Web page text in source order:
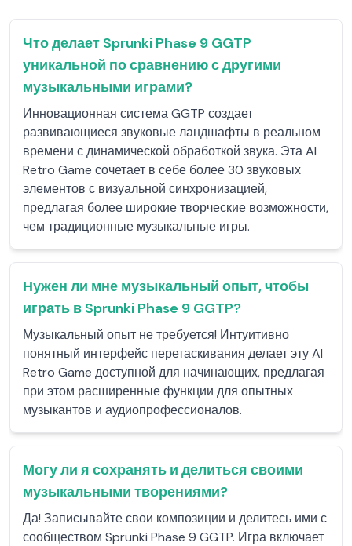
Что делает Sprunki Phase 9 GGTP
уникальной по сравнению с другими
музыкальными играми?
Инновационная система GGTP создает
развивающиеся звуковые ландшафты в реальном
времени с динамической обработкой звука. Эта AI
Retro Game сочетает в себе более 30 звуковых
элементов с визуальной синхронизацией,
предлагая более широкие творческие возможности,
чем традиционные музыкальные игры.
Нужен ли мне музыкальный опыт, чтобы
играть в Sprunki Phase 9 GGTP?
Музыкальный опыт не требуется! Интуитивно
понятный интерфейс перетаскивания делает эту AI
Retro Game доступной для начинающих, предлагая
при этом расширенные функции для опытных
музыкантов и аудиопрофессионалов.
Могу ли я сохранять и делиться своими
музыкальными творениями?
Да! Записывайте свои композиции и делитесь ими с
сообществом Sprunki Phase 9 GGTP. Игра включает